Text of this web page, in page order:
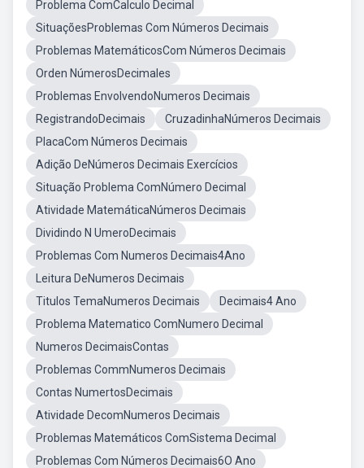
Problema ComCalculo Decimal
SituaçõesProblemas Com Números Decimais
Problemas MatemáticosCom Números Decimais
Orden NúmerosDecimales
Problemas EnvolvendoNumeros Decimais
RegistrandoDecimais
CruzadinhaNúmeros Decimais
PlacaCom Números Decimais
Adição DeNúmeros Decimais Exercícios
Situação Problema ComNúmero Decimal
Atividade MatemáticaNúmeros Decimais
Dividindo N UmeroDecimais
Problemas Com Numeros Decimais4Ano
Leitura DeNumeros Decimais
Titulos TemaNumeros Decimais
Decimais4 Ano
Problema Matematico ComNumero Decimal
Numeros DecimaisContas
Problemas CommNumeros Decimais
Contas NumertosDecimais
Atividade DecomNumeros Decimais
Problemas Matemáticos ComSistema Decimal
Problemas Com Números Decimais6O Ano